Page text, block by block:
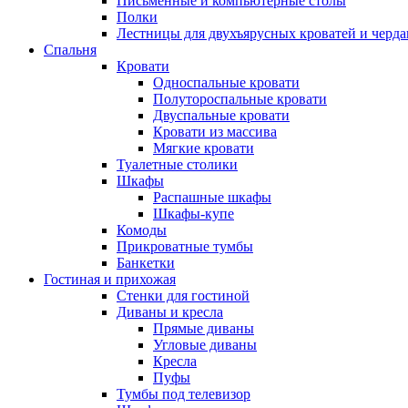
Полки
Лестницы для двухъярусных кроватей и
Спальня
Кровати
Односпальные кровати
Полутороспальные кровати
Двуспальные кровати
Кровати из массива
Мягкие кровати
Туалетные столики
Шкафы
Распашные шкафы
Шкафы-купе
Комоды
Прикроватные тумбы
Банкетки
Гостиная и прихожая
Стенки для гостиной
Диваны и кресла
Прямые диваны
Угловые диваны
Кресла
Пуфы
Тумбы под телевизор